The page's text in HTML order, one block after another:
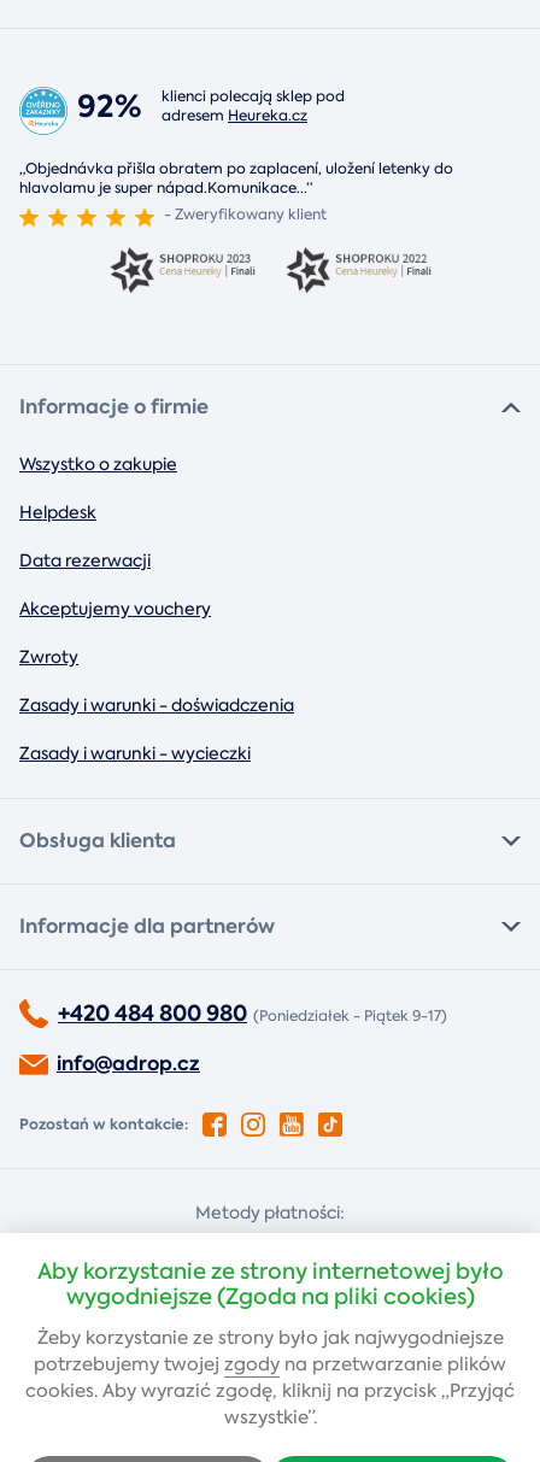
92%
klienci polecają sklep pod
adresem Heureka.cz
„Objednávka přišla obratem po zaplacení, uložení letenky do
hlavolamu je super nápad.Komunikace...“
- Zweryfikowany klient
Informacje o firmie
Wszystko o zakupie
Helpdesk
Data rezerwacji
Akceptujemy vouchery
Zwroty
Zasady i warunki - doświadczenia
Zasady i warunki - wycieczki
Obsługa klienta
Informacje dla partnerów
+420 484 800 980 (Poniedziałek - Piątek 9-17)
info@adrop.cz
Pozostań w kontakcie:
Metody płatności:
Za pobraniem Płatność kartą
Przelew bankowy
Aby korzystanie ze strony internetowej było
wygodniejsze (Zgoda na pliki cookies)
Żeby korzystanie ze strony było jak najwygodniejsze
potrzebujemy twojej zgody na przetwarzanie plików
cookies. Aby wyrazić zgodę, kliknij na przycisk „Przyjąć
wszystkie”.